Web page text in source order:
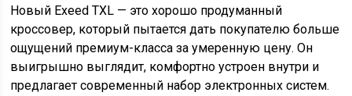
Новый Exeed TXL — это хорошо продуманный
кроссовер, который пытается дать покупателю больше
ощущений премиум-класса за умеренную цену. Он
выигрышно выглядит, комфортно устроен внутри и
предлагает современный набор электронных систем.